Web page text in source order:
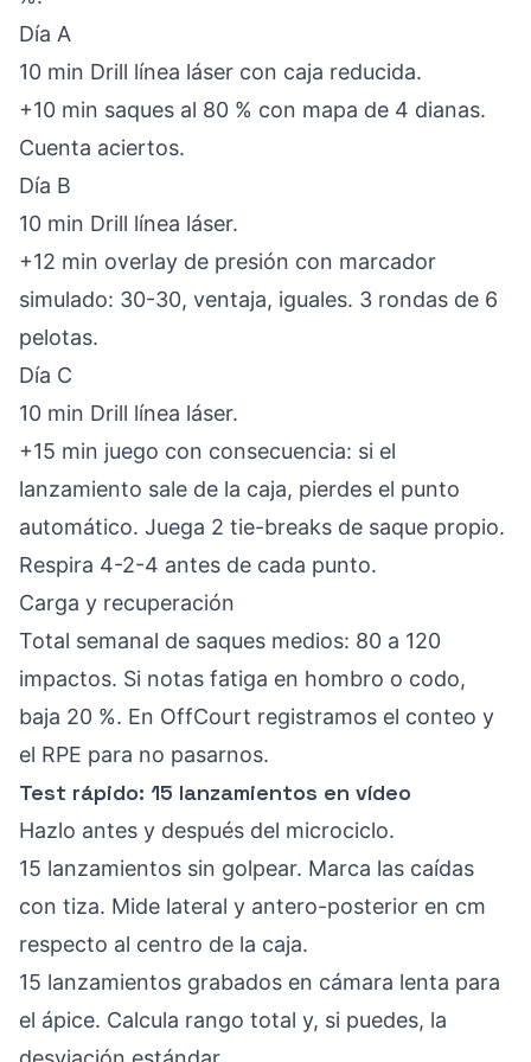
Día A
10 min Drill línea láser con caja reducida.
+10 min saques al 80 % con mapa de 4 dianas.
Cuenta aciertos.
Día B
10 min Drill línea láser.
+12 min overlay de presión con marcador
simulado: 30-30, ventaja, iguales. 3 rondas de 6
pelotas.
Día C
10 min Drill línea láser.
+15 min juego con consecuencia: si el
lanzamiento sale de la caja, pierdes el punto
automático. Juega 2 tie-breaks de saque propio.
Respira 4-2-4 antes de cada punto.
Carga y recuperación
Total semanal de saques medios: 80 a 120
impactos. Si notas fatiga en hombro o codo,
baja 20 %. En OffCourt registramos el conteo y
el RPE para no pasarnos.
Test rápido: 15 lanzamientos en vídeo
Hazlo antes y después del microciclo.
15 lanzamientos sin golpear. Marca las caídas
con tiza. Mide lateral y antero-posterior en cm
respecto al centro de la caja.
15 lanzamientos grabados en cámara lenta para
el ápice. Calcula rango total y, si puedes, la